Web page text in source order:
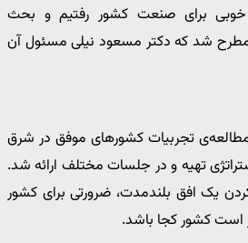
برای صنعت کشور رفتیم و بحث
شد که دکتر مسعود نیلی مسئول آن
تجربیات کشورهای موفق در شرق
تهیه و در جلسات مختلف ارائه شد.
یک افق بلندمدت، ضرورتی برای کشور
است کشور کجا باشد.